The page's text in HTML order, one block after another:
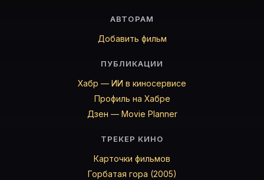
АВТОРАМ
Добавить фильм
ПУБЛИКАЦИИ
Хабр — ИИ в киносервисе
Профиль на Хабре
Дзен — Movie Planner
ТРЕКЕР КИНО
Карточки фильмов
Горбатая гора (2005)